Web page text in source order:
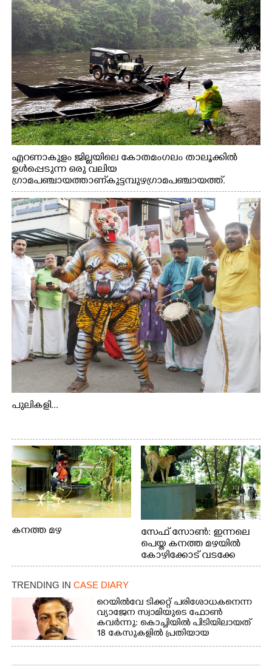
എറണാകുളം ജില്ലയിലെ കോതമംഗലം താലൂക്കിൽ
ഉൾപ്പെടുന്ന ഒരു വലിയ
ഗ്രാമപഞ്ചായത്താണ് കുട്ടമ്പുഴ ഗ്രാമ പഞ്ചായത്ത്.
ആദിവാസി ഊരുകളായ വെള്ളാരംകുത്ത്, കത്തിപ്പാറ,
ഉറിയംപെട്ടി, തേക്കല്ല്, വെട്ടിക്കല്ല്, മഞ്ചപ്പാറ എന്നീ ആറു
സ്ഥലങ്ങളിലേക്കുള്ള പ്രധാന സഞ്ചാര മാർഗമാണ് ഈ
കാണുന്ന കടത്ത് വള്ളം
പുലികളി...
കനത്ത മഴ
സേഫ് സോൺ: ഇന്നലെ
പെയ്ത കനത്ത മഴയിൽ
കോഴിക്കോട് വടക്കേ
വയലിൽ വെള്ളം
വെള്ളത്തിലൂടെ
നടന്നുവരുന്നവരെ
മതിലിനു മുകളിൽ നോക്കി
നിൽക്കുന്ന
നായ. ഫോട്ടോ: കെ.വിശ്വജി
TRENDING IN CASE DIARY
റെയിൽവേ ടിക്കറ്റ് പരിശോധകനെന്ന
വ്യാജേന സ്വാമിയുടെ ഫോൺ
കവർന്നു: കൊച്ചിയിൽ പിടിയിലായത്
18 കേസുകളിൽ പ്രതിയായ
തട്ടിപ്പുവീരൻ